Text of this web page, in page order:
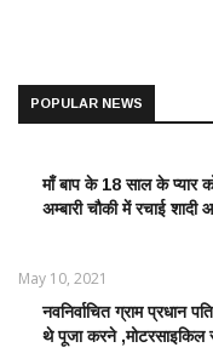
POPULAR NEWS
LATEST
NEWS /
माँ बाप के 18 साल के प्यार
अम्बारी चौकी में रचाई
May 10, 2021
LATEST
NEWS /
नवनिर्वाचित ग्राम प्रधान
थे पूजा करने ,मोटरसाइकिल